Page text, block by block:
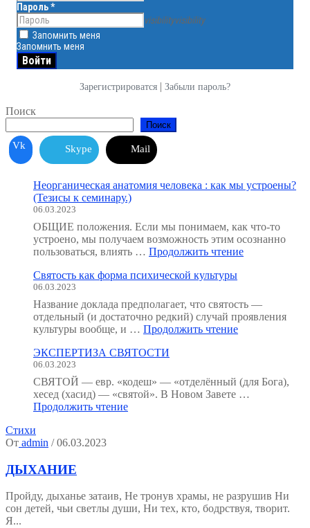
Пароль*
visibilityvisibility
Запомнить меня
Запомнить меня
Зарегистрироватся | Забыли пароль?
Поиск
Поиск
Vk Skype Mail
Неорганическая анатомия человека : как мы устроены?
(Тезисы к семинару.)
06.03.2023
ОБЩИЕ положения. Если мы понимаем, как что-то
устроено, мы получаем возможность этим осознанно
пользоваться, влиять … Продолжить чтение
как
мы
Святость как форма психической культуры
06.03.2023
Название доклада предполагает, что святость —
отдельный (и достаточно редкий) случай проявления
культуры вообще, и … Продолжить чтение"Святость
культуры"
ЭКСПЕРТИЗА СВЯТОСТИ
06.03.2023
СВЯТОЙ — евр. «кодеш» — «отделённый (для Бога),
хесед (хасид) — «святой». В Новом Завете …
Продолжить чтение"ЭКСПЕРТИЗА
Стихи
От admin / 06.03.2023
ДЫХАНИЕ
Пройду, дыханье затаив, Не тронув храмы, не разрушив Ни
сон детей, чьи светлы души, Ни тех, кто, бодрствуя, творит.
Я...